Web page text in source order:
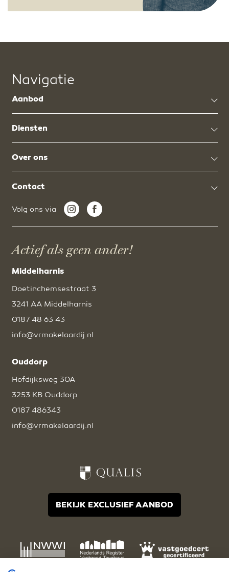
Navigatie
Aanbod
Diensten
Over ons
Contact
Volg ons via
Actief als geen ander!
Middelharnis
Doetinchemsestraat 3
3241 AA Middelharnis
0187 48 63 43
info@vrmakelaardij.nl
Ouddorp
Hofdijksweg 30A
3253 KB Ouddorp
0187 486343
info@vrmakelaardij.nl
BEKIJK EXCLUSIEF AANBOD